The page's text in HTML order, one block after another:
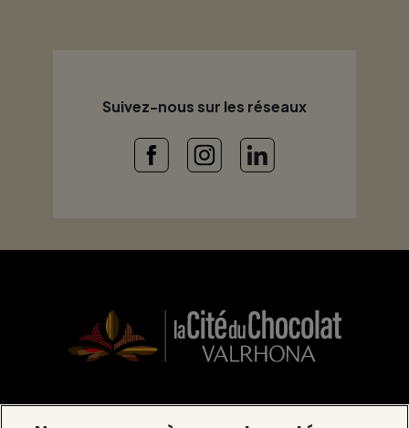
Suivez-nous sur les réseaux